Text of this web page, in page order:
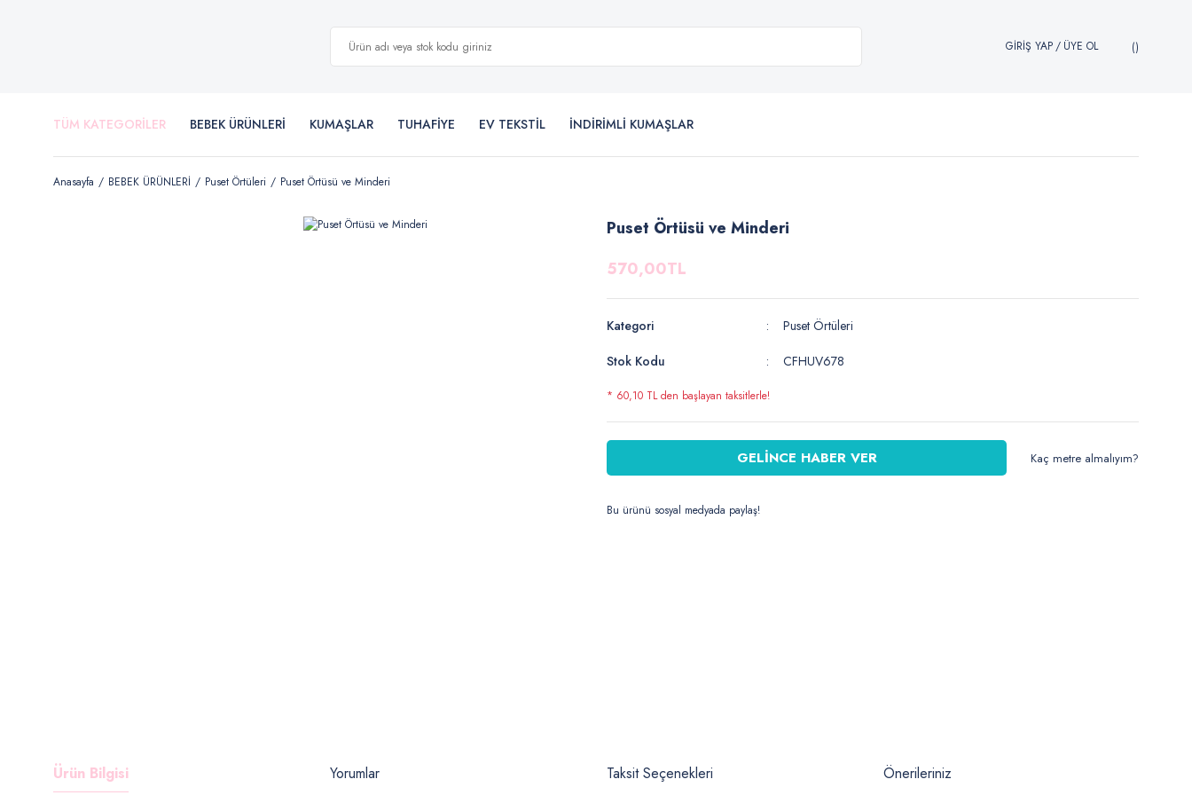
GİRİŞ YAP/ ÜYE OL
TÜM KATEGORİLER BEBEK ÜRÜNLERİ KUMAŞLAR TUHAFİYE EV TEKSTİL İNDİRİMLİ KUMAŞLAR
Anasayfa BEBEK ÜRÜNLERİ Puset Örtüleri Puset Örtüsü ve Minderi
Puset Örtüsü ve Minderi
570,00TL
Kategori
Puset Örtüleri
Stok Kodu
CFHUV678
* 60,10 TL den başlayan taksitlerle!
GELİNCE HABER VER Kaç metre almalıyım?
Bu ürünü sosyal medyada paylaş!
Ürün Bilgisi Yorumlar Taksit Seçenekleri Önerileriniz